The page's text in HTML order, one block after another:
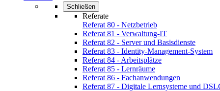
Schließen
Referate
Referat 80 - Netzbetrieb
Referat 81 - Verwaltung-IT
Referat 82 - Server und Basisdienste
Referat 83 - Identity-Management-System
Referat 84 - Arbeitsplätze
Referat 85 - Lernräume
Referat 86 - Fachanwendungen
Referat 87 - Digitale Lernsysteme und